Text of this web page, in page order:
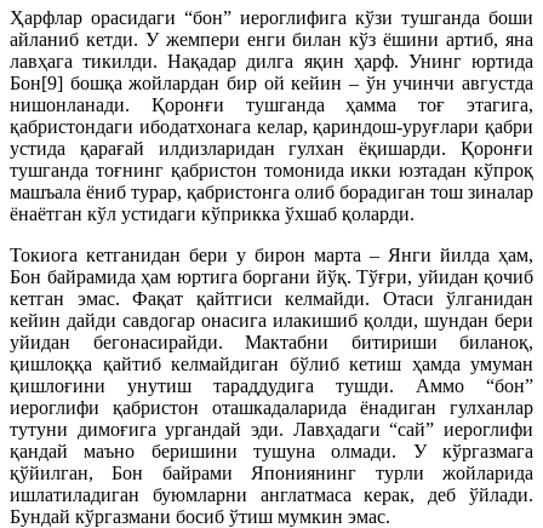
Ҳарфлар орасидаги “бон” иероглифига кўзи тушганда боши
айланиб кетди. У жемпери енги билан кўз ёшини артиб, яна
лавҳага тикилди. Нақадар дилга яқин ҳарф. Унинг юртида
Бон[9] бошқа жойлардан бир ой кейин – ўн учинчи августда
нишонланади. Қоронғи тушганда ҳамма тоғ этагига,
қабристондаги ибодатхонага келар, қариндош-уруғлари қабри
устида қарағай илдизларидан гулхан ёқишарди. Қоронғи
тушганда тоғнинг қабристон томонида икки юзтадан кўпроқ
машъала ёниб турар, қабристонга олиб борадиган тош зиналар
ёнаётган кўл устидаги кўприкка ўхшаб қоларди.
Токиога кетганидан бери у бирон марта – Янги йилда ҳам,
Бон байрамида ҳам юртига боргани йўқ. Тўғри, уйидан қочиб
кетган эмас. Фақат қайтгиси келмайди. Отаси ўлганидан
кейин дайди савдогар онасига илакишиб қолди, шундан бери
уйидан бегонасирайди. Мактабни битириши биланоқ,
қишлоққа қайтиб келмайдиган бўлиб кетиш ҳамда умуман
қишлоғини унутиш тараддудига тушди. Аммо “бон”
иероглифи қабристон оташкадаларида ёнадиган гулханлар
тутуни димоғига ургандай эди. Лавҳадаги “сай” иероглифи
қандай маъно беришини тушуна олмади. У кўргазмага
қўйилган, Бон байрами Япониянинг турли жойларида
ишлатиладиган буюмларни англатмаса керак, деб ўйлади.
Бундай кўргазмани босиб ўтиш мумкин эмас.